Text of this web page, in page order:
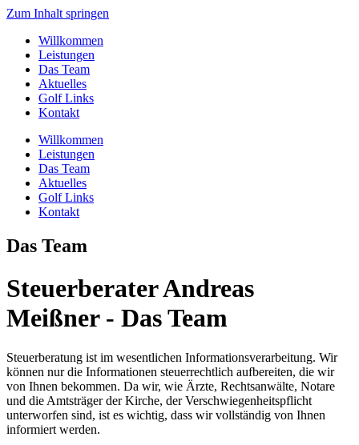
Zum Inhalt springen
Willkommen
Leistungen
Das Team
Aktuelles
Golf Links
Kontakt
Willkommen
Leistungen
Das Team
Aktuelles
Golf Links
Kontakt
Das Team
Steuerberater Andreas
Meißner - Das Team
Steuerberatung ist im wesentlichen Informationsverarbeitung. Wir
können nur die Informationen steuerrechtlich aufbereiten, die wir
von Ihnen bekommen. Da wir, wie Ärzte, Rechtsanwälte, Notare
und die Amtsträger der Kirche, der Verschwiegenheitspflicht
unterworfen sind, ist es wichtig, dass wir vollständig von Ihnen
informiert werden.